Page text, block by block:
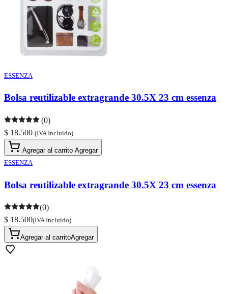
ESSENZA
Bolsa reutilizable extragrande 30.5X 23 cm essenza
(0)
$ 18.500 (IVA Incluido)
Agregar al carrito Agregar
ESSENZA
Bolsa reutilizable extragrande 30.5X 23 cm essenza
(0)
$ 18.500(IVA Incluido)
Agregar al carritoAgregar